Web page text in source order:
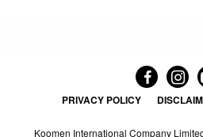
PRIVACY POLICY
Koomen International Company